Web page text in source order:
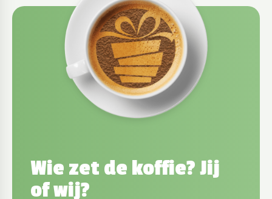
Wie zet de koffie? Jij
of wij?